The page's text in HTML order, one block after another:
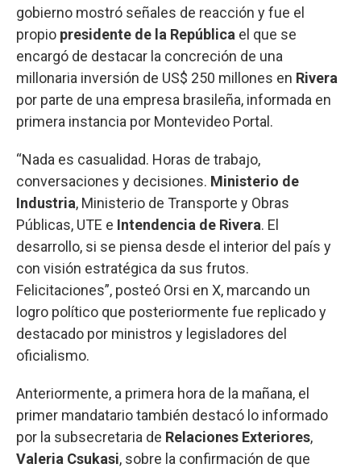
gobierno mostró señales de reacción y fue el
propio presidente de la República el que se
encargó de destacar la concreción de una
millonaria inversión de US$ 250 millones en Rivera
por parte de una empresa brasileña, informada en
primera instancia por Montevideo Portal.
“Nada es casualidad. Horas de trabajo,
conversaciones y decisiones. Ministerio de
Industria, Ministerio de Transporte y Obras
Públicas, UTE e Intendencia de Rivera. El
desarrollo, si se piensa desde el interior del país y
con visión estratégica da sus frutos.
Felicitaciones”, posteó Orsi en X, marcando un
logro político que posteriormente fue replicado y
destacado por ministros y legisladores del
oficialismo.
Anteriormente, a primera hora de la mañana, el
primer mandatario también destacó lo informado
por la subsecretaria de Relaciones Exteriores,
Valeria Csukasi, sobre la confirmación de que